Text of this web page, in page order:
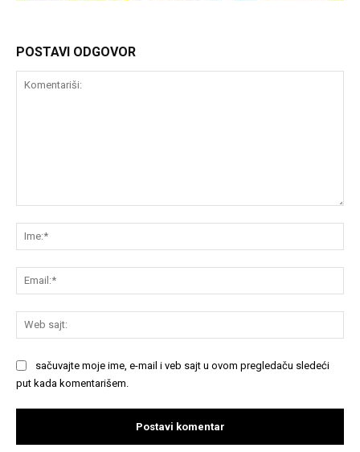
POSTAVI ODGOVOR
sačuvajte moje ime, e-mail i veb sajt u ovom pregledaču sledeći
put kada komentarišem.